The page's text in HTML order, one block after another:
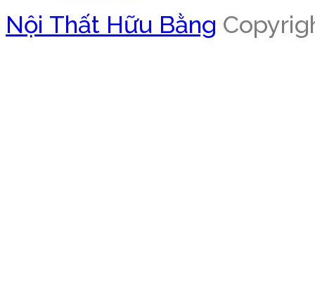
Nội Thất Hữu Bằng